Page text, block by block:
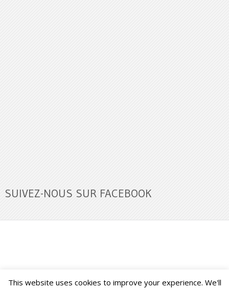
SUIVEZ-NOUS SUR FACEBOOK
This website uses cookies to improve your experience. We'll